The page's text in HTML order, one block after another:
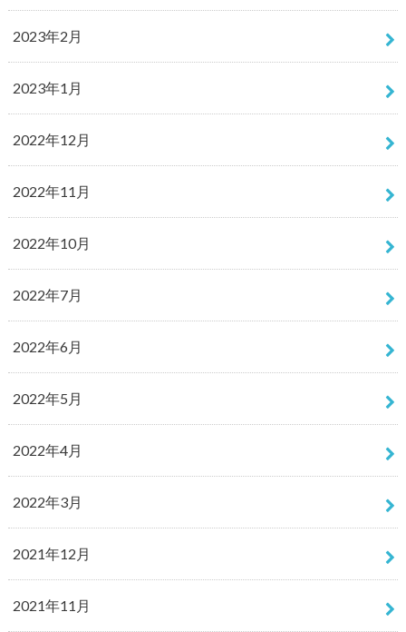
2023年2月
2023年1月
2022年12月
2022年11月
2022年10月
2022年7月
2022年6月
2022年5月
2022年4月
2022年3月
2021年12月
2021年11月